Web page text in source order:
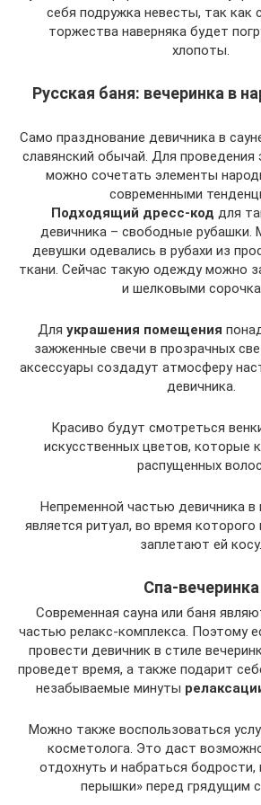
себя подружка невесты, так как
торжества наверняка будет
хлопоты.
Русская баня: вечеринка в
Само празднование девичника в
славянский обычай. Для проведения
можно сочетать элементы
современными
Подходящий дресс-код для
девичника – свободные рубашки.
девушки одевались в рубахи из
ткани. Сейчас такую одежду можно
и шелковыми
Для украшения помещения
зажженные свечи в прозрачных
аксессуары создадут атмосферу
девичника.
Красиво будут смотреться
искусственных цветов, которые
распущенных
Непременной частью девичника в
является ритуал, во время
заплетают ей косу.
Спа-вечеринка
Современная сауна или баня
частью релакс-комплекса. Поэтому
провести девичник в стиле
проведет время, а также подарит
незабываемые минуты
Можно также воспользоваться
косметолога. Это даст
отдохнуть и набраться бодрости,
перышки» перед грядущим